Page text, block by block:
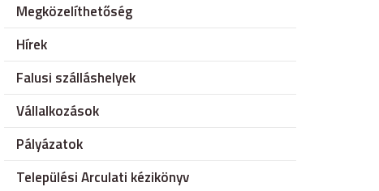
Megközelíthetőség
Hírek
Falusi szálláshelyek
Vállalkozások
Pályázatok
Települési Arculati kézikönyv